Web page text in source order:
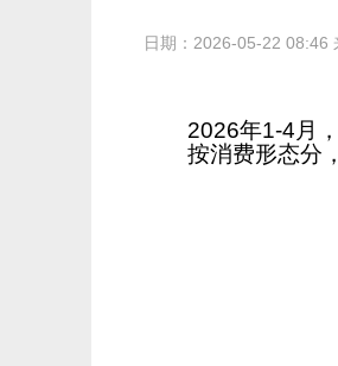
日期：2026-05-22 08:46
2026年1-4月
按消费形态分